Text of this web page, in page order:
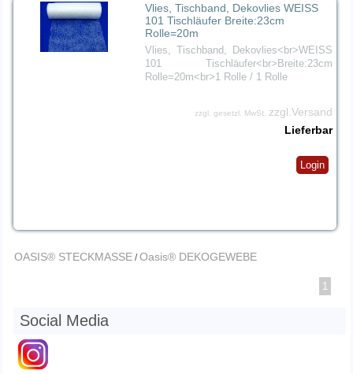
Vlies, Tischband, Dekovlies WEISS
101 Tischläufer Breite:23cm
Rolle=20m
Vlies, Tischband, Dekovlies<br>WEISS
101 Tischläufer<br>Breite:23cm
Rolle=20m<br>1 Rolle / 1 Rolle
zzgl. gesetzl. MwSt.
zzgl.Versand
Lieferbar
Login
OASIS® STECKMASSE /Oasis® DEKOGEWEBE
1
Social Media